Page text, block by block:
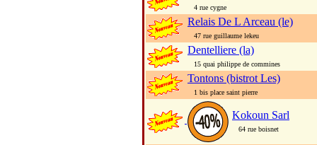
4 rue cygne
Relais De L Arceau (le)
47 rue guillaume lekeu
Dentelliere (la)
15 quai philippe de commines
Tontons (bistrot Les)
1 bis place saint pierre
Kokoun Sarl
64 rue boisnet